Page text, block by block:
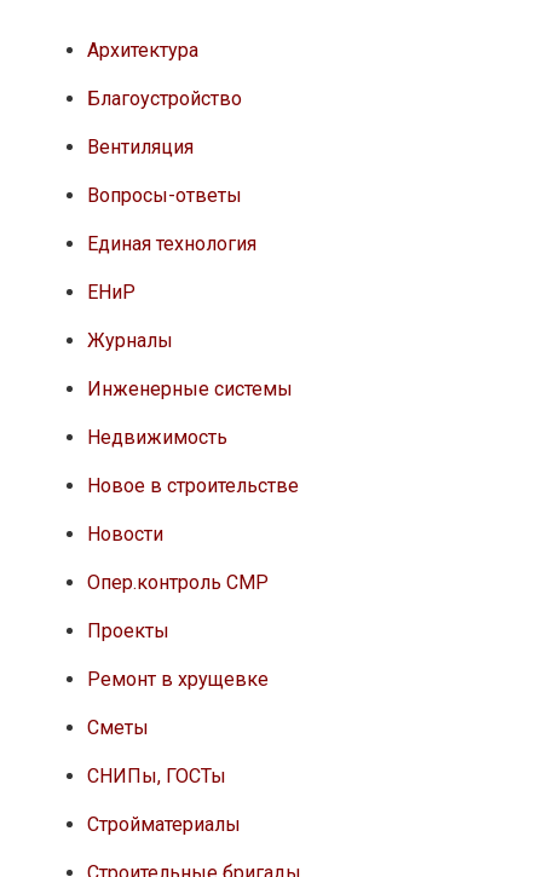
Архитектура
Благоустройство
Вентиляция
Вопросы-ответы
Единая технология
ЕНиР
Журналы
Инженерные системы
Недвижимость
Новое в строительстве
Новости
Опер.контроль СМР
Проекты
Ремонт в хрущевке
Сметы
СНИПы, ГОСТы
Стройматериалы
Строительные бригады